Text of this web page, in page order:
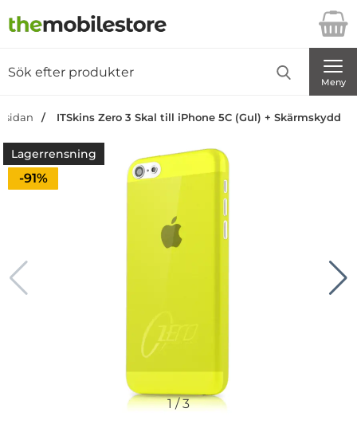
Startsidan för Danira Telecom AB
Meny
ITSkins Zero 3 Skal till iPhone 5C (Gul) + Skärmskydd
Lagerrensning
Priset är nedsatt med
-91%
1/3